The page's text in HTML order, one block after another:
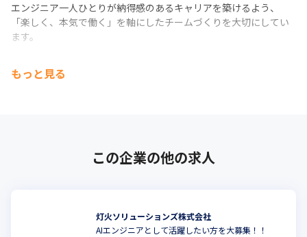
エンジニア一人ひとりが納得感のあるキャリアを築けるよう、
「楽しく、本気で働く」を軸にしたチームづくりを大切にしてい
ます。
もっと見る
この企業の他の求人
灯火ソリューションズ株式会社
AIエンジニアとして活躍したい方を大募集！！